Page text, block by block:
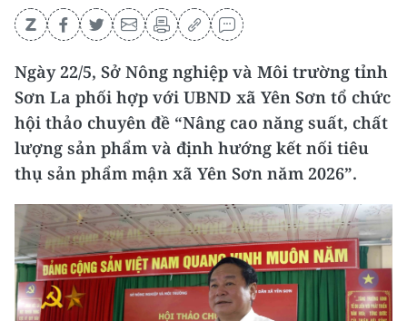
Ngày 22/5, Sở Nông nghiệp và Môi trường tỉnh
Sơn La phối hợp với UBND xã Yên Sơn tổ chức
hội thảo chuyên đề “Nâng cao năng suất, chất
lượng sản phẩm và định hướng kết nối tiêu
thụ sản phẩm mận xã Yên Sơn năm 2026”.